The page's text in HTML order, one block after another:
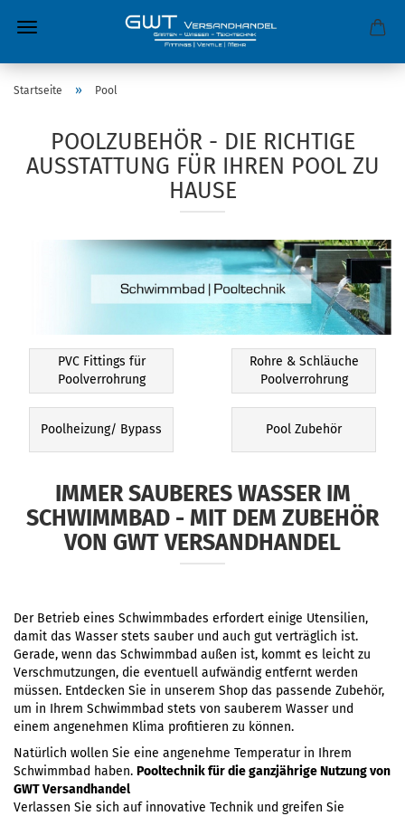
Startseite » Pool
POOLZUBEHÖR - DIE RICHTIGE
AUSSTATTUNG FÜR IHREN POOL ZU
HAUSE
PVC Fittings für
Poolverrohrung
Rohre & Schläuche
Poolverrohrung
Poolheizung/ Bypass Pool Zubehör
IMMER SAUBERES WASSER IM
SCHWIMMBAD - MIT DEM ZUBEHÖR
VON GWT VERSANDHANDEL
Der Betrieb eines Schwimmbades erfordert einige Utensilien,
damit das Wasser stets sauber und auch gut verträglich ist.
Gerade, wenn das Schwimmbad außen ist, kommt es leicht zu
Verschmutzungen, die eventuell aufwändig entfernt werden
müssen. Entdecken Sie in unserem Shop das passende Zubehör,
um in Ihrem Schwimmbad stets von sauberem Wasser und
einem angenehmen Klima profitieren zu können.
Natürlich wollen Sie eine angenehme Temperatur in Ihrem
Schwimmbad haben. Pooltechnik für die ganzjährige Nutzung von
GWT Versandhandel
Verlassen Sie sich auf innovative Technik und greifen Sie